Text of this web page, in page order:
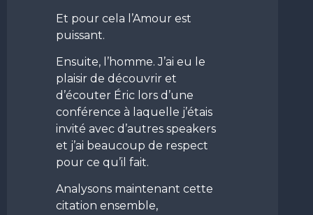
Et pour cela l’Amour est
puissant.
Ensuite, l’homme. J’ai eu le
plaisir de découvrir et
d’écouter Éric lors d’une
conférence à laquelle j’étais
invité avec d’autres speakers
et j’ai beaucoup de respect
pour ce qu’il fait.
Analysons maintenant cette
citation ensemble,